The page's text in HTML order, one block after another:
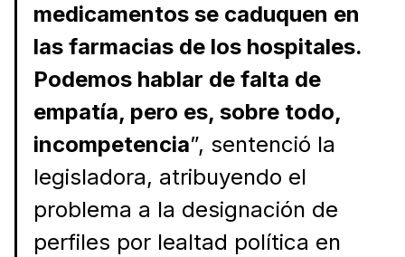
medicamentos se caduquen en
las farmacias de los hospitales.
Podemos hablar de falta de
empatía, pero es, sobre todo,
incompetencia”, sentenció la
legisladora, atribuyendo el
problema a la designación de
perfiles por lealtad política en